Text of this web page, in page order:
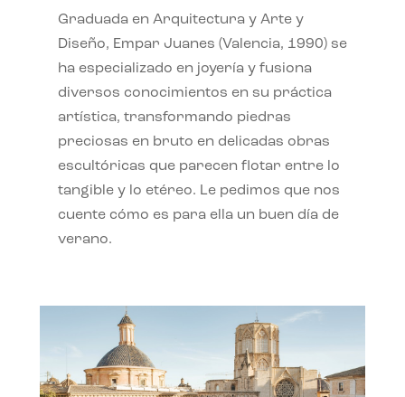
Graduada en Arquitectura y Arte y
Diseño, Empar Juanes (Valencia, 1990) se
ha especializado en joyería y fusiona
diversos conocimientos en su práctica
artística, transformando piedras
preciosas en bruto en delicadas obras
escultóricas que parecen flotar entre lo
tangible y lo etéreo. Le pedimos que nos
cuente cómo es para ella un buen día de
verano.